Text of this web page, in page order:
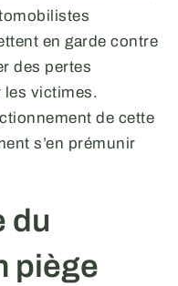
en garde contre
des pertes
les victimes.
de cette
s’en prémunir
du
piège